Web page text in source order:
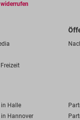
in Halle
in Hannover